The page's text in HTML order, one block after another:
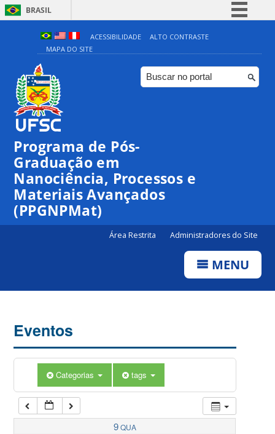
BRASIL
Simplifique!
Comunica BR
Participe
ACESSIBILIDADE
ALTO CONTRASTE
MAPA DO SITE
Programa de Pós-
Graduação em
Nanociência, Processos e
Materiais Avançados
(PPGNPMat)
Área Restrita Administradores do Site
MENU
Eventos
Categorias tags
9QUA